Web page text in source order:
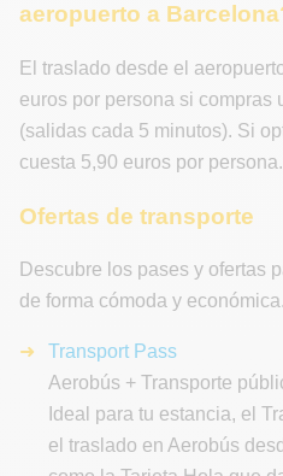
aeropuerto a
El traslado desde el
euros por persona si compras
(salidas cada 5 minutos). Si
cuesta 5,90 euros por persona.
Ofertas de transporte
Descubre los pases y ofertas
de forma cómoda y económica.
Transport Pass
Aerobús + Transporte
Ideal para tu estancia, el
el traslado en Aerobús